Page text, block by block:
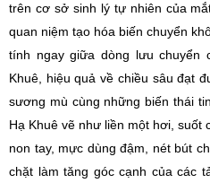
trên cơ sở sinh lý tự nhiên của
quan niệm tạo hóa biến chuyển
tính ngay giữa dòng lưu chuyển
Khuê, hiệu quả về chiều sâu đạt
sương mù cùng những biến thái
Hạ Khuê vẽ như liền một hơi, suốt
non tay, mực dùng đậm, nét bút
chặt làm tăng góc cạnh của các